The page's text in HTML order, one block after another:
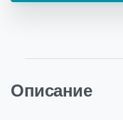
Описание